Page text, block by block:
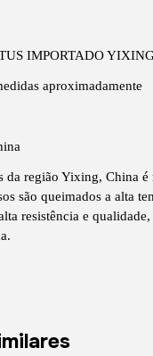
IMPORTADO
aproximadamente
da região Yixing, China
são queimados a alta
resistência e